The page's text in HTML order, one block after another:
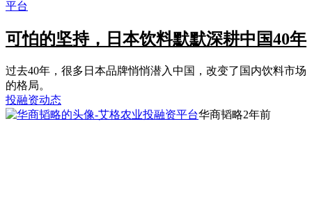
可怕的坚持，日本饮料默默深耕中国40年
过去40年，很多日本品牌悄悄潜入中国，改变了国内饮料市场
的格局。
投融资动态
华商韬略2年前